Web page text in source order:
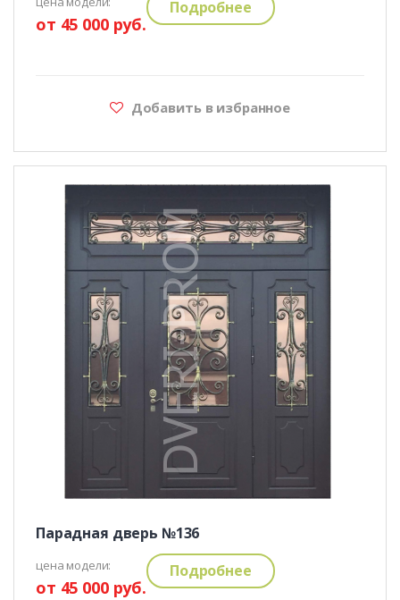
от 45 000 руб.
Подробнее
Добавить в избранное
Парадная дверь №136
цена модели:
от 45 000 руб.
Подробнее